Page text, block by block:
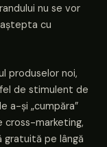
nu se vor
cu
produselor noi,
de stimulent de
a-și „cumpăra”
cross-marketing,
gratuită pe lângă